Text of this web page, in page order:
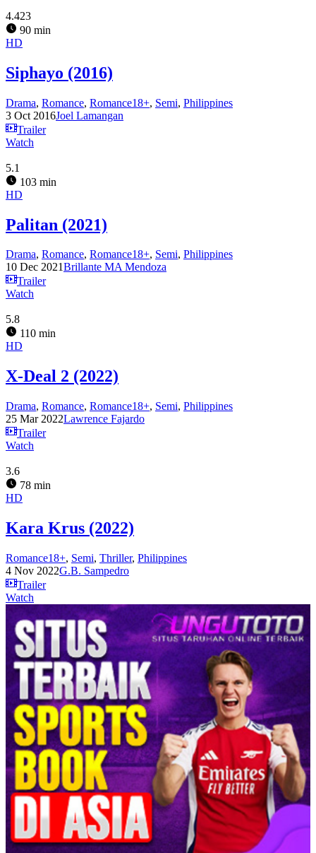
4.423
90 min
HD
Siphayo (2016)
Drama, Romance, Romance18+, Semi, Philippines
3 Oct 2016Joel Lamangan
Trailer
Watch
5.1
103 min
HD
Palitan (2021)
Drama, Romance, Romance18+, Semi, Philippines
10 Dec 2021Brillante MA Mendoza
Trailer
Watch
5.8
110 min
HD
X-Deal 2 (2022)
Drama, Romance, Romance18+, Semi, Philippines
25 Mar 2022Lawrence Fajardo
Trailer
Watch
3.6
78 min
HD
Kara Krus (2022)
Romance18+, Semi, Thriller, Philippines
4 Nov 2022G.B. Sampedro
Trailer
Watch